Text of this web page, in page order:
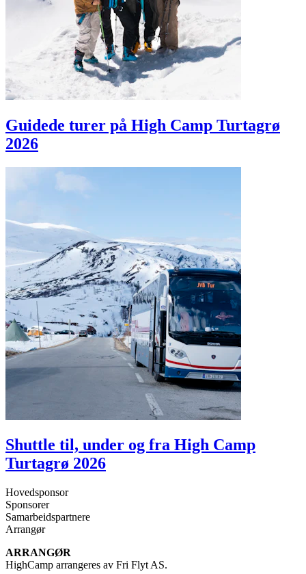
Guidede turer på High Camp Turtagrø
2026
Shuttle til, under og fra High Camp
Turtagrø 2026
Hovedsponsor
Sponsorer
Samarbeidspartnere
Arrangør
ARRANGØR
HighCamp arrangeres av Fri Flyt AS.